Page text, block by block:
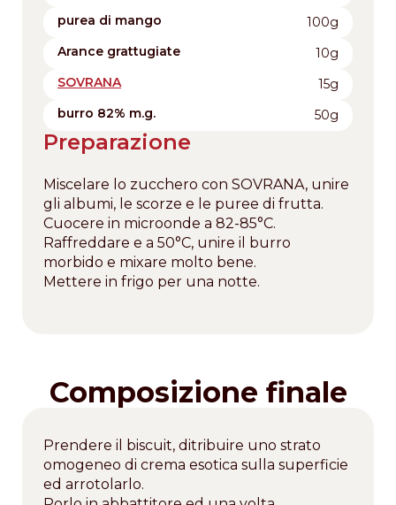
purea di mango
100g
Arance grattugiate
10g
SOVRANA
15g
burro 82% m.g.
50g
Preparazione
Miscelare lo zucchero con SOVRANA, unire
gli albumi, le scorze e le puree di frutta.
Cuocere in microonde a 82-85°C.
Raffreddare e a 50°C, unire il burro
morbido e mixare molto bene.
Mettere in frigo per una notte.
Composizione finale
Prendere il biscuit, ditribuire uno strato
omogeneo di crema esotica sulla superficie
ed arrotolarlo.